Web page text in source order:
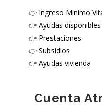
👉 Ingreso Mínimo
👉 Ayudas disponibles
👉 Prestaciones
👉 Subsidios
👉 Ayudas vivienda
Cuenta